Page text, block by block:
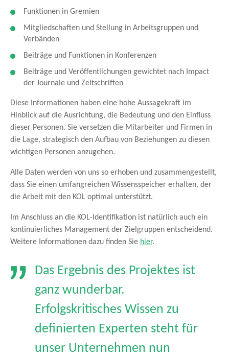
Funktionen in Gremien
Mitgliedschaften und Stellung in Arbeitsgruppen und
Verbänden
Beiträge und Funktionen in Konferenzen
Beiträge und Veröffentlichungen gewichtet nach Impact
der Journale und Zeitschriften
Diese Informationen haben eine hohe Aussagekraft im
Hinblick auf die Ausrichtung, die Bedeutung und den Einfluss
dieser Personen. Sie versetzen die Mitarbeiter und Firmen in
die Lage, strategisch den Aufbau von Beziehungen zu diesen
wichtigen Personen anzugehen.
Alle Daten werden von uns so erhoben und zusammengestellt,
dass Sie einen umfangreichen Wissensspeicher erhalten, der
die Arbeit mit den KOL optimal unterstützt.
Im Anschluss an die KOL-Identifikation ist natürlich auch ein
kontinuierliches Management der Zielgruppen entscheidend.
Weitere Informationen dazu finden Sie hier.
Das Ergebnis des Projektes ist
ganz wunderbar.
Erfolgskritisches Wissen zu
definierten Experten steht für
unser Unternehmen nun